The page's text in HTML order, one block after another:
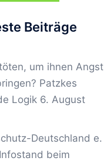
Beiträge
um ihnen Angst
Patzkes
Logik 6. August
Deutschland e.
beim